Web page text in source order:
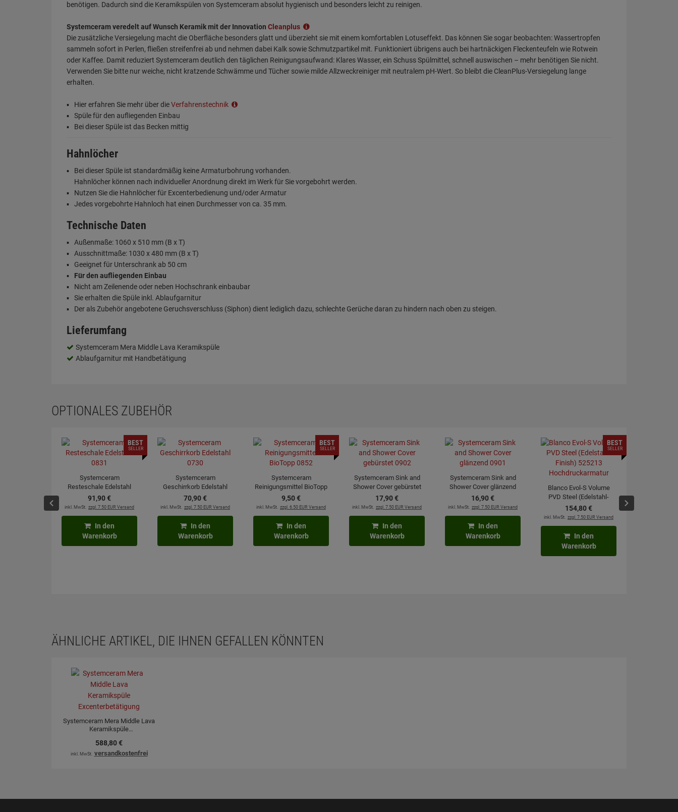
benötigen. Dadurch sind die Keramikspülen von Systemceram absolut hygienisch und besonders leicht zu reinigen.
Systemceram veredelt auf Wunsch Keramik mit der Innovation Cleanplus
Die zusätzliche Versiegelung macht die Oberfläche besonders glatt und überzieht sie mit einem komfortablen Lotuseffekt. Das können Sie sogar beobachten: Wassertropfen
sammeln sofort in Perlen, fließen streifenfrei ab und nehmen dabei Kalk sowie Schmutzpartikel mit. Funktioniert übrigens auch bei hartnäckigen Fleckenteufeln wie Rotwein
oder Kaffee. Damit reduziert Systemceram deutlich den täglichen Reinigungsaufwand: Klares Wasser, ein Schuss Spülmittel, schnell auswischen – mehr benötigen Sie nicht.
Verwenden Sie bitte nur weiche, nicht kratzende Schwämme und Tücher sowie milde Allzweckreiniger mit neutralem pH-Wert. So bleibt die CleanPlus-Versiegelung lange
erhalten.
Hier erfahren Sie mehr über dieVerfahrenstechnik
Spüle für den aufliegenden Einbau
Bei dieser Spüle ist das Becken mittig
Hahnlöcher
Bei dieser Spüle ist standardmäßig keine Armaturbohrung vorhanden.
Hahnlöcher können nach individueller Anordnung direkt im Werk für Sie vorgebohrt werden.
Nutzen Sie die Hahnlöcher für Excenterbedienung und/oder Armatur
Jedes vorgebohrte Hahnloch hat einen Durchmesser von ca. 35 mm.
Technische Daten
Außenmaße: 1060 x 510 mm (B x T)
Ausschnittmaße: 1030 x 480 mm (B x T)
Geeignet für Unterschrank ab 50 cm
Für den aufliegenden Einbau
Nicht am Zeilenende oder neben Hochschrank einbaubar
Sie erhalten die Spüle inkl. Ablaufgarnitur
Der als Zubehör angebotene Geruchsverschluss (Siphon) dient lediglich dazu, schlechte Gerüche daran zu hindern nach oben zu steigen.
Lieferumfang
Systemceram Mera Middle Lava Keramikspüle
Ablaufgarnitur mit Handbetätigung
OPTIONALES ZUBEHÖR
Systemceram
Resteschale Edelstahl
0831
91,90€
inkl. MwSt. zzgl. 7.50 EUR Versand
BEST
SELLER
In den
Warenkorb
Systemceram
Geschirrkorb Edelstahl
0730
70,90€
inkl. MwSt. zzgl. 7.50 EUR Versand
In den
Warenkorb
Systemceram
Reinigungsmittel BioTopp
0852
9,50€
inkl. MwSt. zzgl. 6.50 EUR Versand
BEST
SELLER
In den
Warenkorb
Systemceram Sink and
Shower Cover gebürstet
0902
17,90€
inkl. MwSt. zzgl. 7.50 EUR Versand
In den
Warenkorb
Systemceram Sink and
Shower Cover glänzend
0901
16,90€
inkl. MwSt. zzgl. 7.50 EUR Versand
In den
Warenkorb
Blanco Evol-S Volume
PVD Steel (Edelstahl-
Finish) 525213
Hochdruckarmatur
154,80€
inkl. MwSt. zzgl. 7.50 EUR Versand
BEST
SELLER
In den
Warenkorb
ÄHNLICHE ARTIKEL, DIE IHNEN GEFALLEN KÖNNTEN
Systemceram Mera Middle Lava
Keramikspüle
588,80€
inkl. MwSt. versandkostenfrei